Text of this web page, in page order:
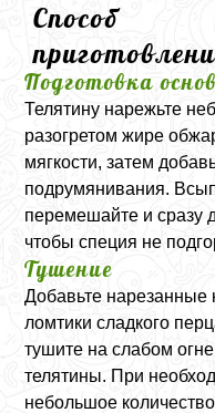
Способ
Подготовка
Телятину нарежьте
разогретом жире
мягкости, затем
подрумянивания.
перемешайте и сразу
чтобы специя не
Тушение
Добавьте
ломтики сладкого
тушите на слабом
телятины. При
небольшое